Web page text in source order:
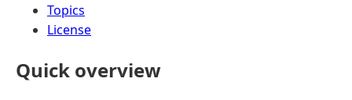
Topics
License
Quick overview